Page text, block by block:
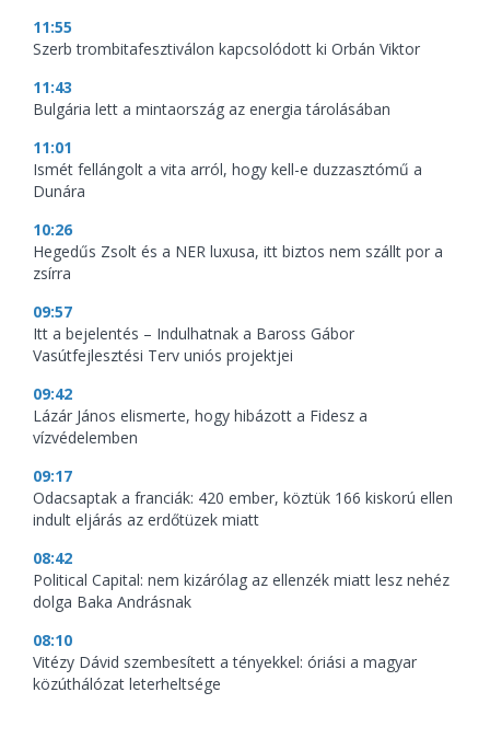
11:55
Szerb trombitafesztiválon kapcsolódott ki Orbán Viktor
11:43
Bulgária lett a mintaország az energia tárolásában
11:01
Ismét fellángolt a vita arról, hogy kell-e duzzasztómű a
Dunára
10:26
Hegedűs Zsolt és a NER luxusa, itt biztos nem szállt por a
zsírra
09:57
Itt a bejelentés – Indulhatnak a Baross Gábor
Vasútfejlesztési Terv uniós projektjei
09:42
Lázár János elismerte, hogy hibázott a Fidesz a
vízvédelemben
09:17
Odacsaptak a franciák: 420 ember, köztük 166 kiskorú ellen
indult eljárás az erdőtüzek miatt
08:42
Political Capital: nem kizárólag az ellenzék miatt lesz nehéz
dolga Baka Andrásnak
08:10
Vitézy Dávid szembesített a tényekkel: óriási a magyar
közúthálózat leterheltsége